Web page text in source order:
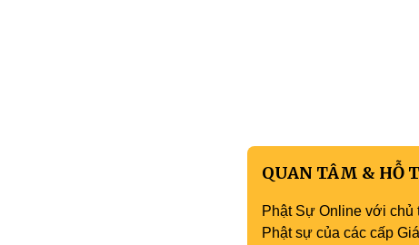
QUAN TÂM & HỖ
Phật Sự Online với chủ
Phật sự của các cấp